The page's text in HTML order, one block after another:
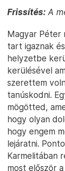
Frissítés: A
Magyar Péter
tart igaznak
helyzetbe
kerülésével
szerettem
tanúskodni.
mögötted,
hogy olyan
hogy engem
lejáratni.
Karmelitában
most először